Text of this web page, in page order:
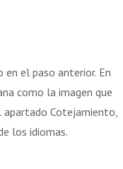
en el paso anterior. En
como la imagen que
apartado Cotejamiento,
los idiomas.